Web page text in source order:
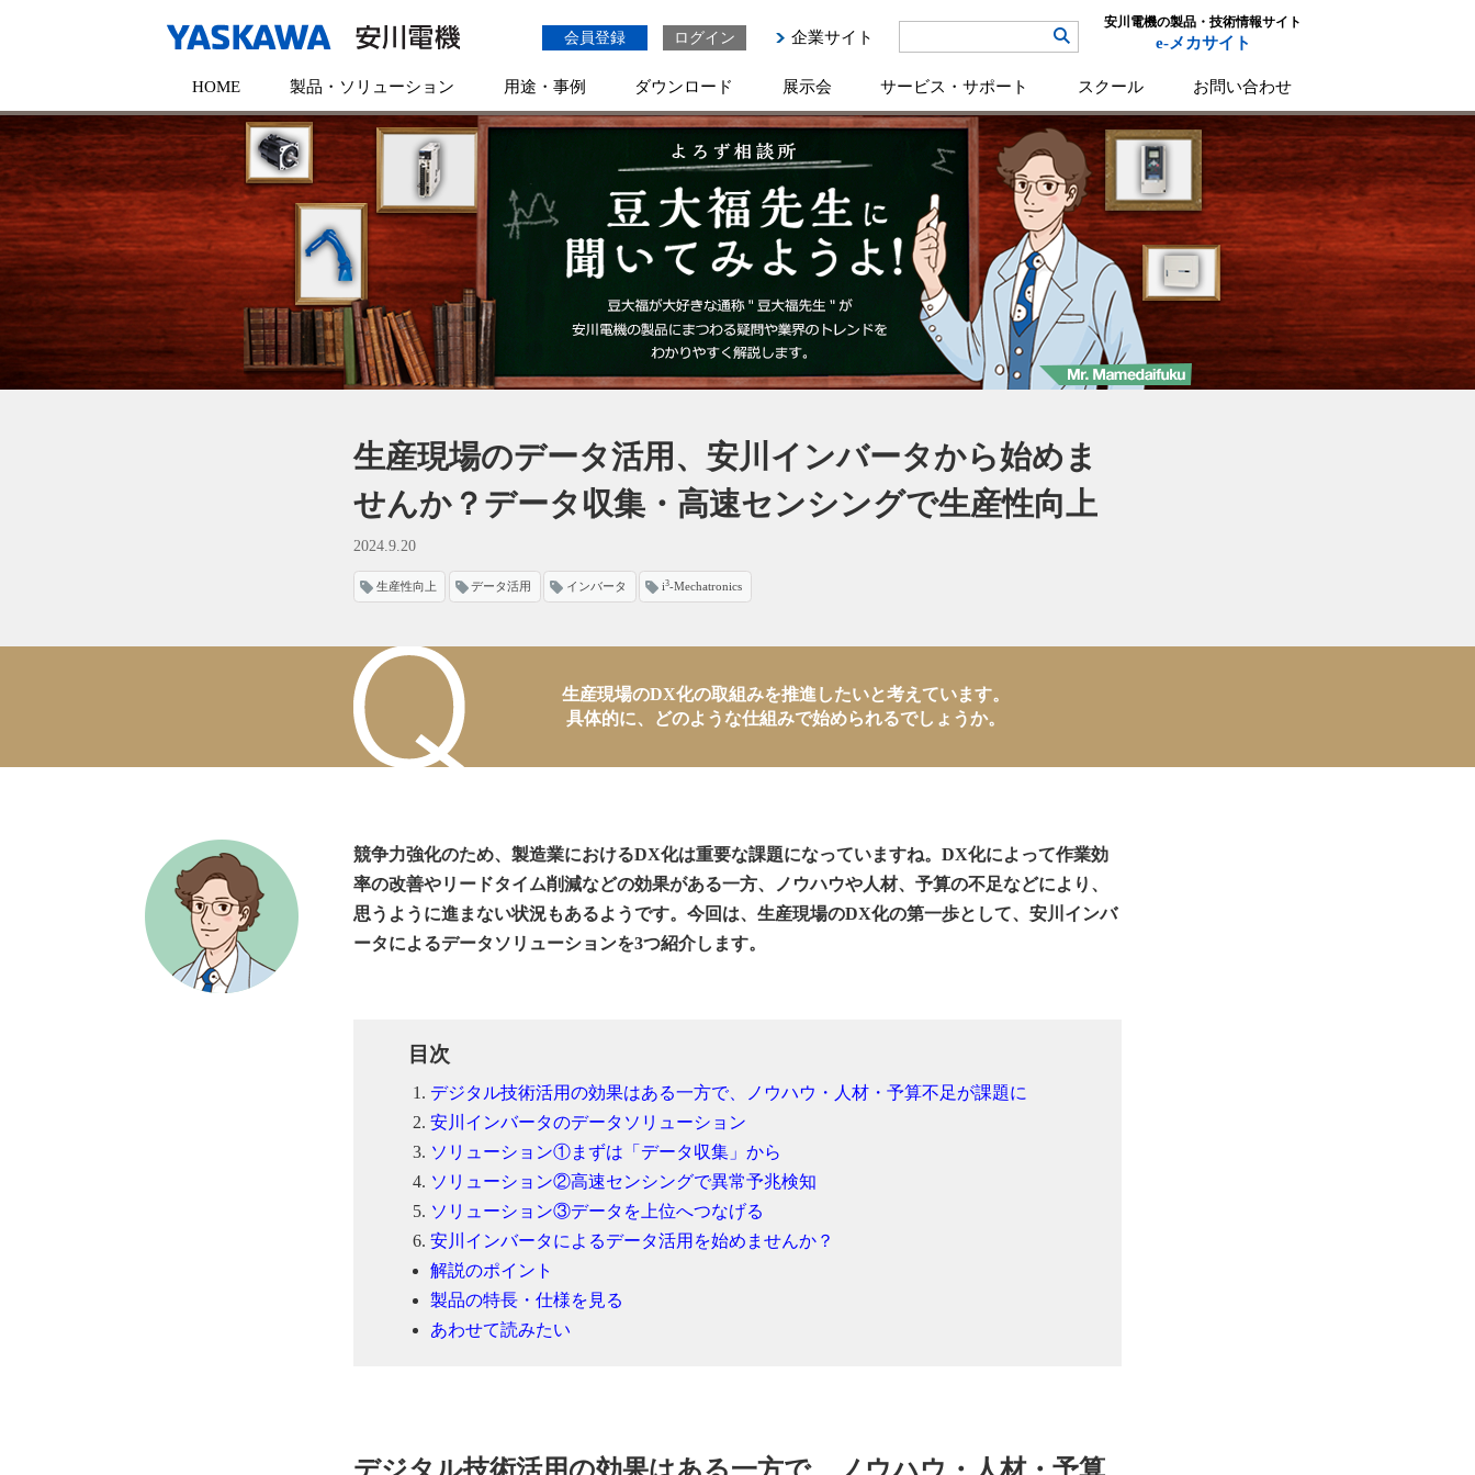
会員登録 ログイン 企業サイト
安川電機の製品・技術情報サイト
e-メカサイト
HOME 製品・ソリューション 用途・事例 ダウンロード 展示会 サービス・サポート スクール お問い合わせ
生産現場のデータ活用、安川インバータから始めま
せんか？データ収集・高速センシングで生産性向上
2024.9.20
生産性向上 データ活用 インバータ i3-Mechatronics
生産現場のDX化の取組みを推進したいと考えています。
具体的に、どのような仕組みで始められるでしょうか。
競争力強化のため、製造業におけるDX化は重要な課題になっていますね。DX化によって作業効
率の改善やリードタイム削減などの効果がある一方、ノウハウや人材、予算の不足などにより、
思うように進まない状況もあるようです。今回は、生産現場のDX化の第一歩として、安川インバ
ータによるデータソリューションを3つ紹介します。
目次
デジタル技術活用の効果はある一方で、ノウハウ・人材・予算不足が課題に
安川インバータのデータソリューション
ソリューション①まずは「データ収集」から
ソリューション②高速センシングで異常予兆検知
ソリューション③データを上位へつなげる
安川インバータによるデータ活用を始めませんか？
解説のポイント
製品の特長・仕様を見る
あわせて読みたい
デジタル技術活用の効果はある一方で、ノウハウ・人材・予算